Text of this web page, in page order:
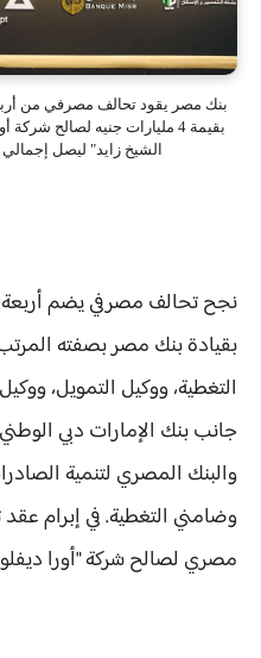
بنك مصر يقود تحالف مصرفي من
بقيمة 4 مليارات جنيه لصالح
الشيخ زايد" ليصل إجمالي التمويل
نجح تحالف مصرفي يضم
بقيادة بنك مصر بصفته
التغطية، ووكيل التمويل،
جانب بنك الإمارات دبي
والبنك المصري لتنمية
مصري لصالح شركة "أورا